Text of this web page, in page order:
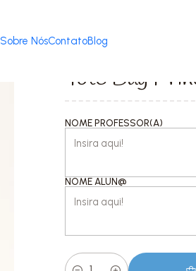
Sobre NósContatoBlog
Tote Bag
NOME PROFESSOR(A)
NOME ALUN@